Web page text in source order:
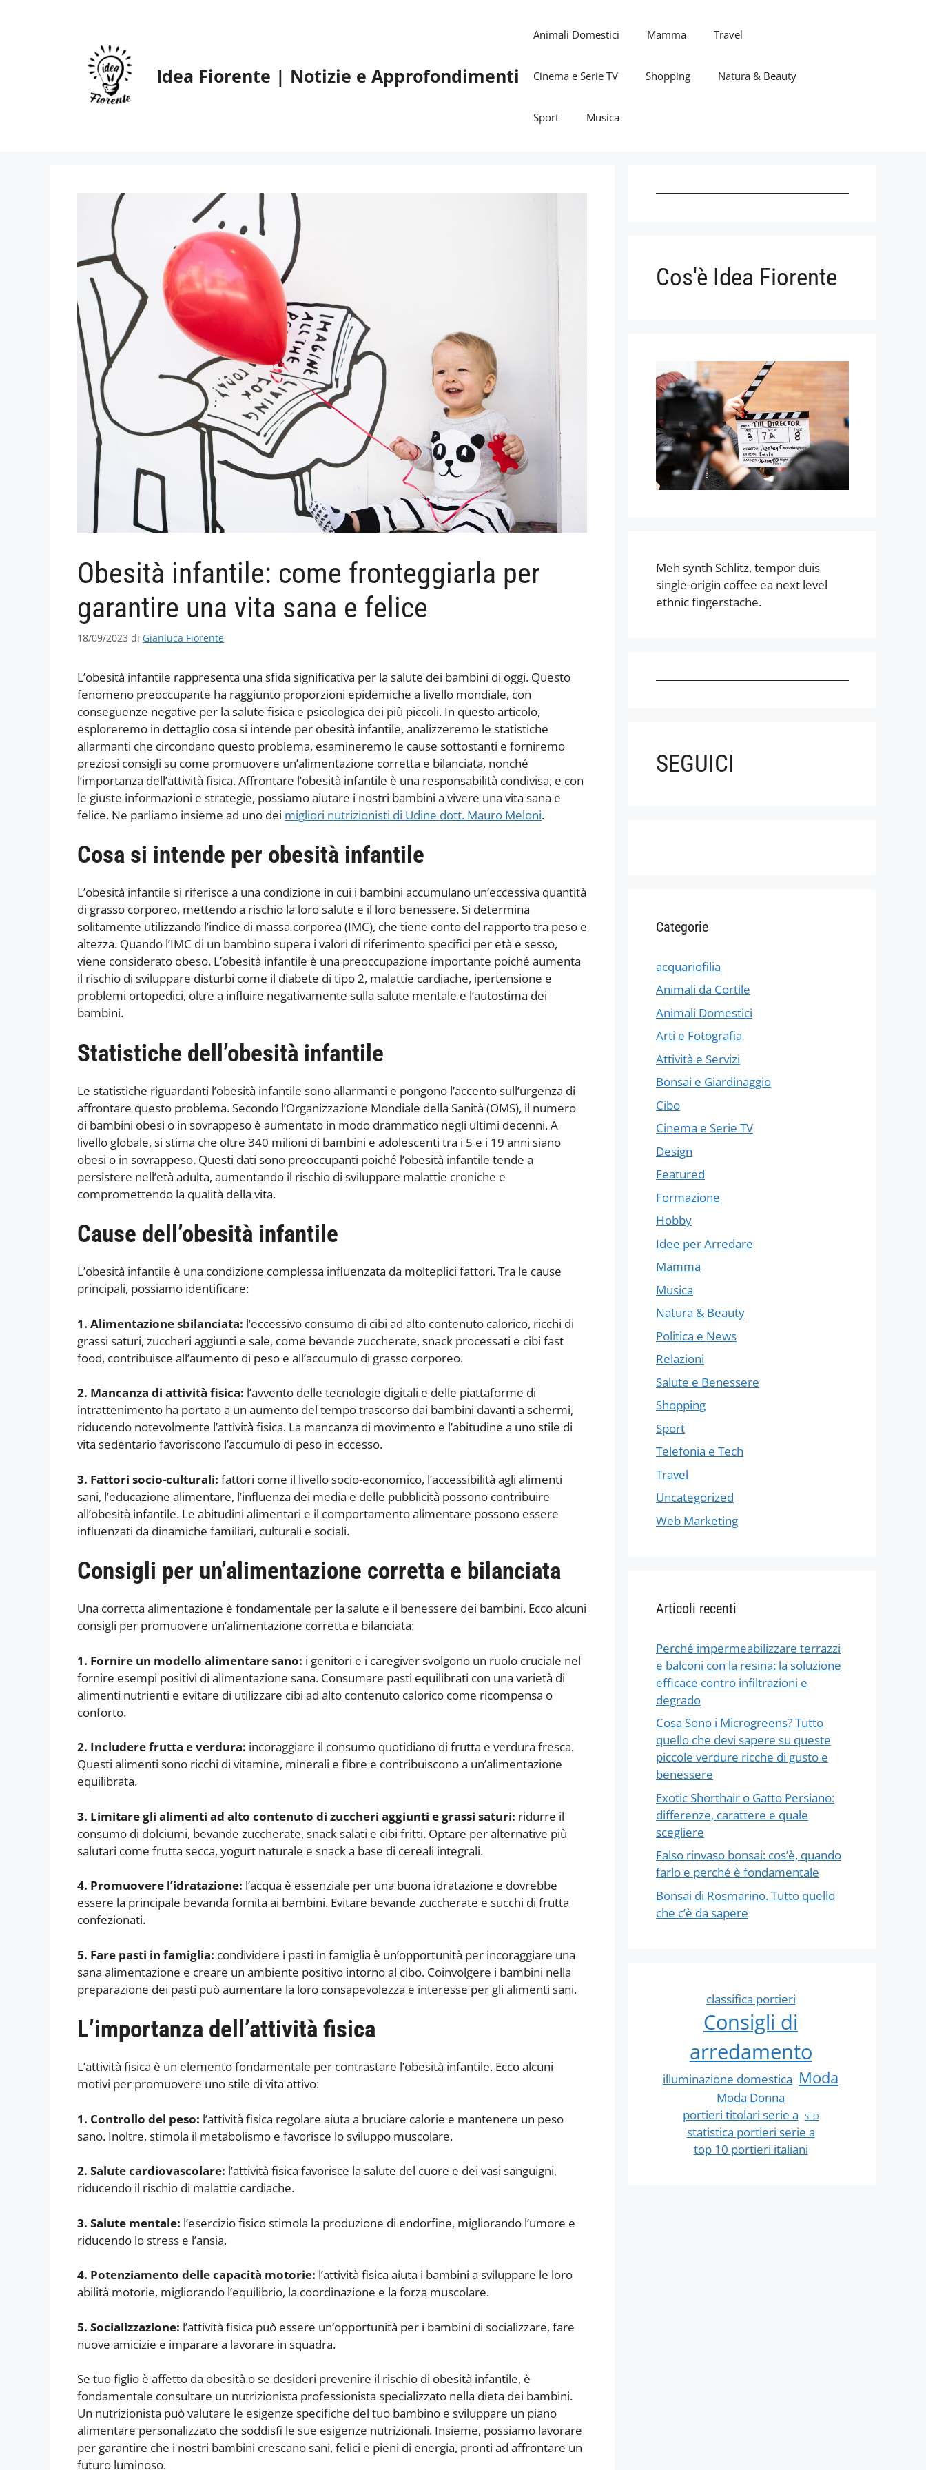
Idea Fiorente | Notizie e Approfondimenti
Animali Domestici Mamma Travel
Cinema e Serie TV Shopping Natura & Beauty
Sport Musica
Obesità infantile: come fronteggiarla per
garantire una vita sana e felice
18/09/2023 di Gianluca Fiorente
L’obesità infantile rappresenta una sfida significativa per la salute dei bambini di oggi. Questo
fenomeno preoccupante ha raggiunto proporzioni epidemiche a livello mondiale, con
conseguenze negative per la salute fisica e psicologica dei più piccoli. In questo articolo,
esploreremo in dettaglio cosa si intende per obesità infantile, analizzeremo le statistiche
allarmanti che circondano questo problema, esamineremo le cause sottostanti e forniremo
preziosi consigli su come promuovere un’alimentazione corretta e bilanciata, nonché
l’importanza dell’attività fisica. Affrontare l’obesità infantile è una responsabilità condivisa, e con
le giuste informazioni e strategie, possiamo aiutare i nostri bambini a vivere una vita sana e
felice. Ne parliamo insieme ad uno dei migliori nutrizionisti di Udine dott. Mauro Meloni.
Cosa si intende per obesità infantile
L’obesità infantile si riferisce a una condizione in cui i bambini accumulano un’eccessiva quantità
di grasso corporeo, mettendo a rischio la loro salute e il loro benessere. Si determina
solitamente utilizzando l’indice di massa corporea (IMC), che tiene conto del rapporto tra peso e
altezza. Quando l’IMC di un bambino supera i valori di riferimento specifici per età e sesso,
viene considerato obeso. L’obesità infantile è una preoccupazione importante poiché aumenta
il rischio di sviluppare disturbi come il diabete di tipo 2, malattie cardiache, ipertensione e
problemi ortopedici, oltre a influire negativamente sulla salute mentale e l’autostima dei
bambini.
Statistiche dell’obesità infantile
Le statistiche riguardanti l’obesità infantile sono allarmanti e pongono l’accento sull’urgenza di
affrontare questo problema. Secondo l’Organizzazione Mondiale della Sanità (OMS), il numero
di bambini obesi o in sovrappeso è aumentato in modo drammatico negli ultimi decenni. A
livello globale, si stima che oltre 340 milioni di bambini e adolescenti tra i 5 e i 19 anni siano
obesi o in sovrappeso. Questi dati sono preoccupanti poiché l’obesità infantile tende a
persistere nell’età adulta, aumentando il rischio di sviluppare malattie croniche e
compromettendo la qualità della vita.
Cause dell’obesità infantile
L’obesità infantile è una condizione complessa influenzata da molteplici fattori. Tra le cause
principali, possiamo identificare:
1. Alimentazione sbilanciata: l’eccessivo consumo di cibi ad alto contenuto calorico, ricchi di
grassi saturi, zuccheri aggiunti e sale, come bevande zuccherate, snack processati e cibi fast
food, contribuisce all’aumento di peso e all’accumulo di grasso corporeo.
2. Mancanza di attività fisica: l’avvento delle tecnologie digitali e delle piattaforme di
intrattenimento ha portato a un aumento del tempo trascorso dai bambini davanti a schermi,
riducendo notevolmente l’attività fisica. La mancanza di movimento e l’abitudine a uno stile di
vita sedentario favoriscono l’accumulo di peso in eccesso.
3. Fattori socio-culturali: fattori come il livello socio-economico, l’accessibilità agli alimenti
sani, l’educazione alimentare, l’influenza dei media e delle pubblicità possono contribuire
all’obesità infantile. Le abitudini alimentari e il comportamento alimentare possono essere
influenzati da dinamiche familiari, culturali e sociali.
Consigli per un’alimentazione corretta e bilanciata
Una corretta alimentazione è fondamentale per la salute e il benessere dei bambini. Ecco alcuni
consigli per promuovere un’alimentazione corretta e bilanciata:
1. Fornire un modello alimentare sano: i genitori e i caregiver svolgono un ruolo cruciale nel
fornire esempi positivi di alimentazione sana. Consumare pasti equilibrati con una varietà di
alimenti nutrienti e evitare di utilizzare cibi ad alto contenuto calorico come ricompensa o
conforto.
2. Includere frutta e verdura: incoraggiare il consumo quotidiano di frutta e verdura fresca.
Questi alimenti sono ricchi di vitamine, minerali e fibre e contribuiscono a un’alimentazione
equilibrata.
3. Limitare gli alimenti ad alto contenuto di zuccheri aggiunti e grassi saturi: ridurre il
consumo di dolciumi, bevande zuccherate, snack salati e cibi fritti. Optare per alternative più
salutari come frutta secca, yogurt naturale e snack a base di cereali integrali.
4. Promuovere l’idratazione: l’acqua è essenziale per una buona idratazione e dovrebbe
essere la principale bevanda fornita ai bambini. Evitare bevande zuccherate e succhi di frutta
confezionati.
5. Fare pasti in famiglia: condividere i pasti in famiglia è un’opportunità per incoraggiare una
sana alimentazione e creare un ambiente positivo intorno al cibo. Coinvolgere i bambini nella
preparazione dei pasti può aumentare la loro consapevolezza e interesse per gli alimenti sani.
L’importanza dell’attività fisica
L’attività fisica è un elemento fondamentale per contrastare l’obesità infantile. Ecco alcuni
motivi per promuovere uno stile di vita attivo:
1. Controllo del peso: l’attività fisica regolare aiuta a bruciare calorie e mantenere un peso
sano. Inoltre, stimola il metabolismo e favorisce lo sviluppo muscolare.
2. Salute cardiovascolare: l’attività fisica favorisce la salute del cuore e dei vasi sanguigni,
riducendo il rischio di malattie cardiache.
3. Salute mentale: l’esercizio fisico stimola la produzione di endorfine, migliorando l’umore e
riducendo lo stress e l’ansia.
4. Potenziamento delle capacità motorie: l’attività fisica aiuta i bambini a sviluppare le loro
abilità motorie, migliorando l’equilibrio, la coordinazione e la forza muscolare.
5. Socializzazione: l’attività fisica può essere un’opportunità per i bambini di socializzare, fare
nuove amicizie e imparare a lavorare in squadra.
Se tuo figlio è affetto da obesità o se desideri prevenire il rischio di obesità infantile, è
fondamentale consultare un nutrizionista professionista specializzato nella dieta dei bambini.
Un nutrizionista può valutare le esigenze specifiche del tuo bambino e sviluppare un piano
alimentare personalizzato che soddisfi le sue esigenze nutrizionali. Insieme, possiamo lavorare
per garantire che i nostri bambini crescano sani, felici e pieni di energia, pronti ad affrontare un
futuro luminoso.
Cos'è Idea Fiorente
Meh synth Schlitz, tempor duis
single-origin coffee ea next level
ethnic fingerstache.
SEGUICI
Categorie
acquariofilia
Animali da Cortile
Animali Domestici
Arti e Fotografia
Attività e Servizi
Bonsai e Giardinaggio
Cibo
Cinema e Serie TV
Design
Featured
Formazione
Hobby
Idee per Arredare
Mamma
Musica
Natura & Beauty
Politica e News
Relazioni
Salute e Benessere
Shopping
Sport
Telefonia e Tech
Travel
Uncategorized
Web Marketing
Articoli recenti
Perché impermeabilizzare terrazzi
e balconi con la resina: la soluzione
efficace contro infiltrazioni e
degrado
Cosa Sono i Microgreens? Tutto
quello che devi sapere su queste
piccole verdure ricche di gusto e
benessere
Exotic Shorthair o Gatto Persiano:
differenze, carattere e quale
scegliere
Falso rinvaso bonsai: cos’è, quando
farlo e perché è fondamentale
Bonsai di Rosmarino. Tutto quello
che c’è da sapere
classifica portieri
Consigli di
arredamento
illuminazione domestica Moda
Moda Donna
portieri titolari serie a
SEO
statistica portieri serie a
top 10 portieri italiani